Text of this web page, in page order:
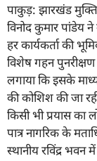
पाकुड़: झारखंड मुक्ति
विनोद कुमार पांडेय
हर कार्यकर्ता की
विशेष गहन
लगाया कि इसके
की कोशिश की जा
किसी भी प्रयास का
पात्र नागरिक के
स्थानीय रविंद्र